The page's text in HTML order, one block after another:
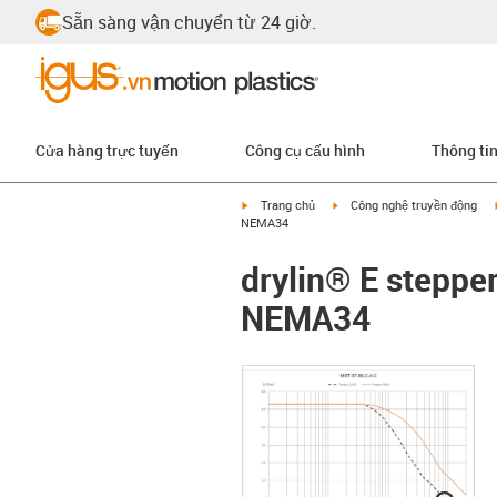
Sẵn sàng vận chuyển từ 24 giờ.
Cửa hàng trực tuyến Công cụ cấu hình Thông
igus-icon-arrow-right
Trang chủ igus-icon-arrow-right
Công nghệ truyền động
NEMA34
drylin® E
NEMA34